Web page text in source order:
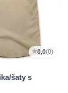
0,0(0)
šaty s